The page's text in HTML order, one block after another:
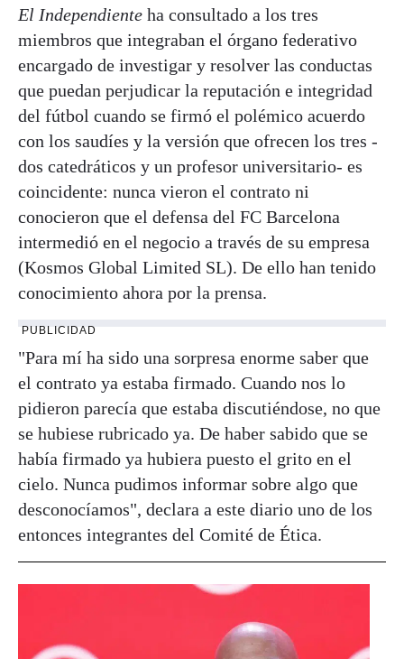
El Independiente ha consultado a los tres
miembros que integraban el órgano federativo
encargado de investigar y resolver las conductas
que puedan perjudicar la reputación e integridad
del fútbol cuando se firmó el polémico acuerdo
con los saudíes y la versión que ofrecen los tres -
dos catedráticos y un profesor universitario- es
coincidente: nunca vieron el contrato ni
conocieron que el defensa del FC Barcelona
intermedió en el negocio a través de su empresa
(Kosmos Global Limited SL). De ello han tenido
conocimiento ahora por la prensa.
PUBLICIDAD
"Para mí ha sido una sorpresa enorme saber que
el contrato ya estaba firmado. Cuando nos lo
pidieron parecía que estaba discutiéndose, no que
se hubiese rubricado ya. De haber sabido que se
había firmado ya hubiera puesto el grito en el
cielo. Nunca pudimos informar sobre algo que
desconocíamos", declara a este diario uno de los
entonces integrantes del Comité de Ética.